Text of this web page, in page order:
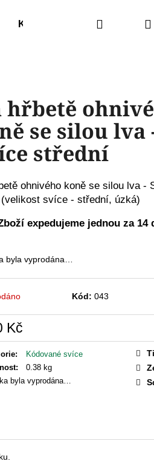
Kódované šatomikinyHledat
hřbetě
se silou lva
střední
ohnivého koně se silou lva -
svíce - střední, úzká)
expedujeme jednou za 14
byla vyprodána…
Kód: 043
Kč
:
Kódované svíce
:
0.38 kg
byla vyprodána…